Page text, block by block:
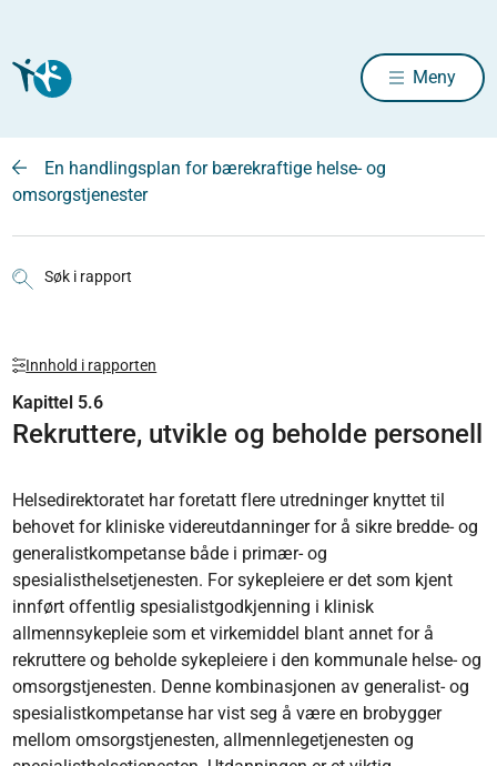
Meny
En handlingsplan for bærekraftige helse- og
omsorgstjenester
Søk i rapport
Innhold i rapporten
Kapittel 5.6
Rekruttere, utvikle og beholde personell
Helsedirektoratet har foretatt flere utredninger knyttet til
behovet for kliniske videreutdanninger for å sikre bredde- og
generalistkompetanse både i primær- og
spesialisthelsetjenesten. For sykepleiere er det som kjent
innført offentlig spesialistgodkjenning i klinisk
allmennsykepleie som et virkemiddel blant annet for å
rekruttere og beholde sykepleiere i den kommunale helse- og
omsorgstjenesten. Denne kombinasjonen av generalist- og
spesialistkompetanse har vist seg å være en brobygger
mellom omsorgstjenesten, allmennlegetjenesten og